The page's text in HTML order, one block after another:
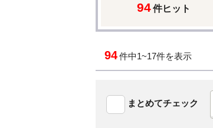
94件ヒット
94件中1~17件を表示
まとめてチェック